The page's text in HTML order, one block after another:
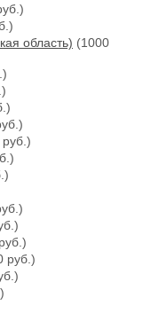
область) (1000
руб.)